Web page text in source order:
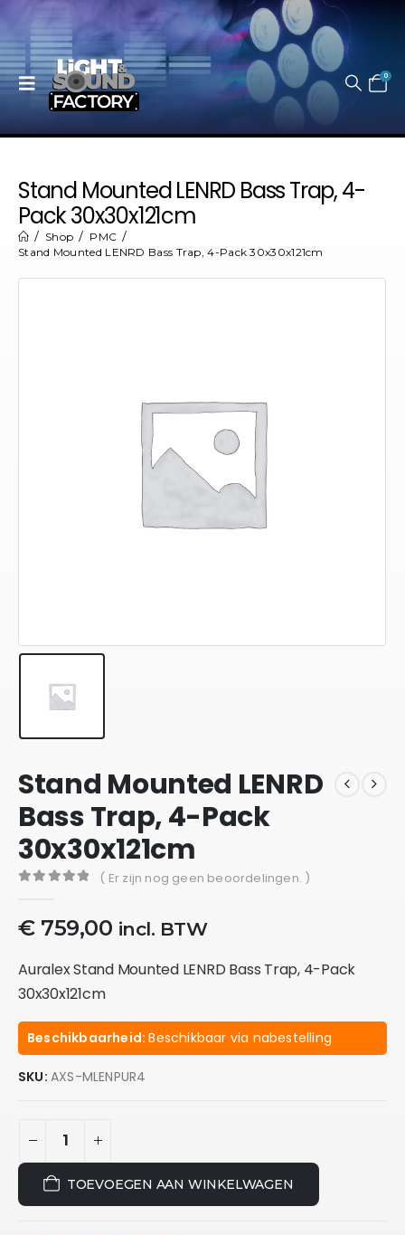
0
Stand Mounted LENRD Bass Trap, 4-
Pack 30x30x121cm
Shop
PMC
Stand Mounted LENRD Bass Trap, 4-Pack 30x30x121cm
Stand Mounted LENRD
Bass Trap, 4-Pack
30x30x121cm
( Er zijn nog geen beoordelingen. )
€759,00 incl. BTW
Auralex Stand Mounted LENRD Bass Trap, 4-Pack
30x30x121cm
Beschikbaarheid:Beschikbaar via nabestelling
SKU: AXS-MLENPUR4
TOEVOEGEN AAN WINKELWAGEN